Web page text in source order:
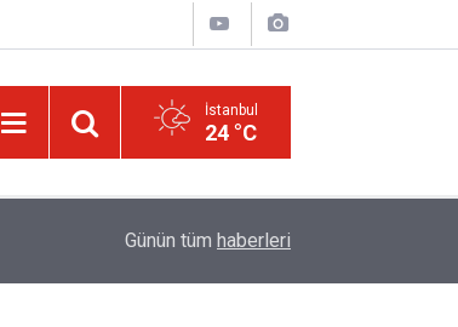
İstanbul
24 °C
Lût kavmine âid o alt-üst olan şehirleri de
Günün tüm haberleri